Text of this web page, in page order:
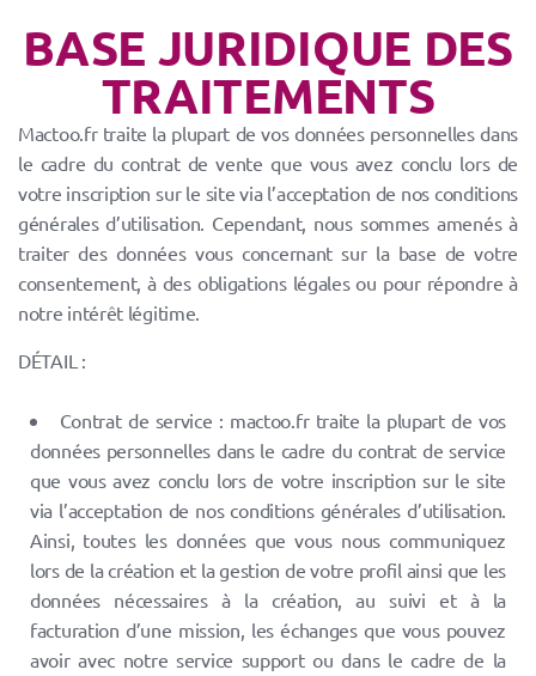
BASE JURIDIQUE DES
TRAITEMENTS
Mactoo.fr traite la plupart de vos données personnelles dans
le cadre du contrat de vente que vous avez conclu lors de
votre inscription sur le site via l’acceptation de nos conditions
générales d’utilisation. Cependant, nous sommes amenés à
traiter des données vous concernant sur la base de votre
consentement, à des obligations légales ou pour répondre à
notre intérêt légitime.
DÉTAIL :
Contrat de service : mactoo.fr traite la plupart de vos
données personnelles dans le cadre du contrat de service
que vous avez conclu lors de votre inscription sur le site
via l’acceptation de nos conditions générales d’utilisation.
Ainsi, toutes les données que vous nous communiquez
lors de la création et la gestion de votre profil ainsi que les
données nécessaires à la création, au suivi et à la
facturation d’une mission, les échanges que vous pouvez
avoir avec notre service support ou dans le cadre de la